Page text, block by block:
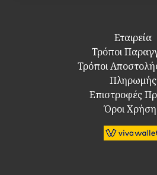
Εταιρεία
Τρόποι
Τρόποι
Πληρωμής
Επιστροφές
Όροι